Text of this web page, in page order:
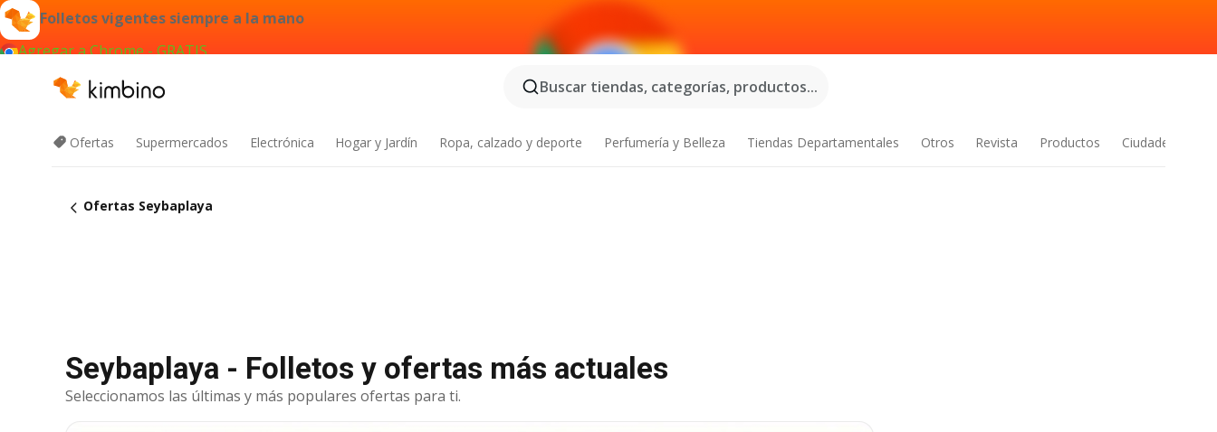
Folletos vigentes siempre a la mano
Agregar a Chrome - GRATIS
Buscar tiendas, categorías, productos...
Ofertas Supermercados Electrónica Hogar y Jardín Ropa, calzado y deporte Perfumería y Belleza Tiendas Departamentales Otros Revista Productos Ciudades
Ofertas Seybaplaya
Seybaplaya - Folletos y ofertas más actuales
Seleccionamos las últimas y más populares ofertas para ti.